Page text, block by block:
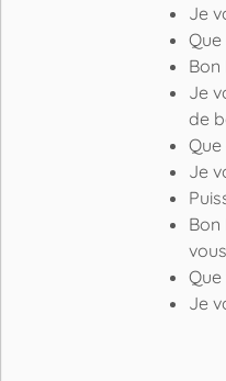
Je
Bon
Je
de
Je
Bon
Je